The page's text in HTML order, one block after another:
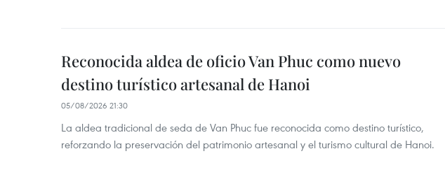
Reconocida aldea de oficio Van Phuc como nuevo
destino turístico artesanal de Hanoi
05/08/2026 21:30
La aldea tradicional de seda de Van Phuc fue reconocida como destino turístico,
reforzando la preservación del patrimonio artesanal y el turismo cultural de Hanoi.